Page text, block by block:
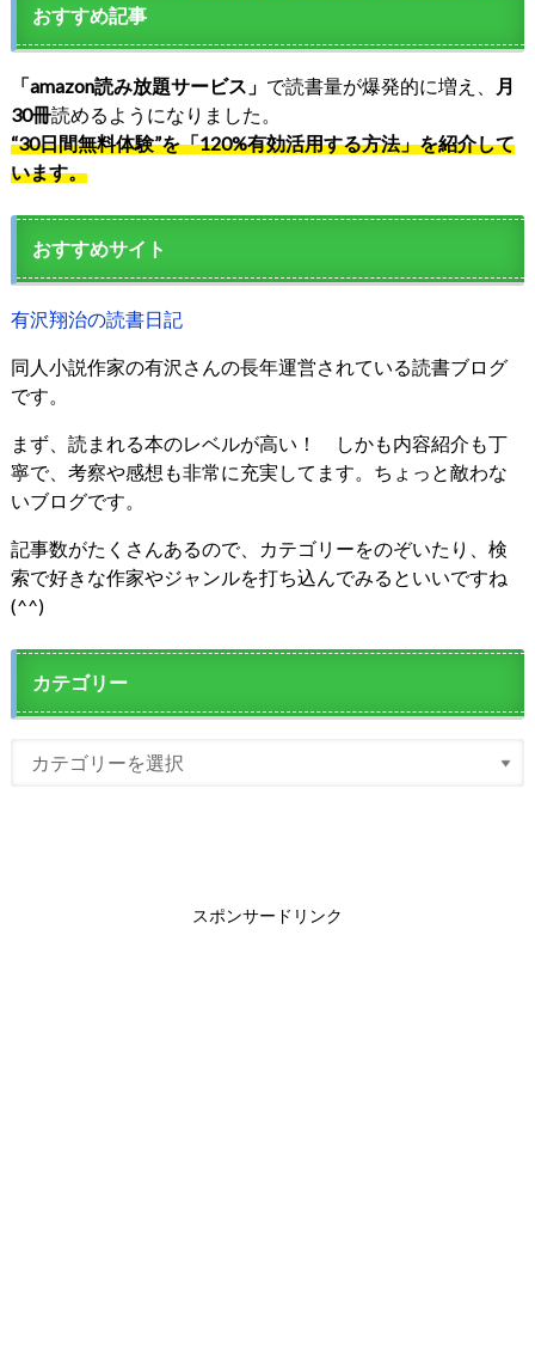
おすすめ記事
「amazon読み放題サービス」 で読書量が爆発的に増え、
月
30冊読めるようになりました。
“30日間無料体験”を「120%有効活用する方法」を紹介して
います。
おすすめサイト
有沢翔治の読書日記
同人小説作家の有沢さんの長年運営されている読書ブログ
です。
まず、読まれる本のレベルが高い！ しかも内容紹介も丁
寧で、考察や感想も非常に充実してます。ちょっと敵わな
いブログです。
記事数がたくさんあるので、カテゴリーをのぞいたり、検
索で好きな作家やジャンルを打ち込んでみるといいですね
(^^)
カテゴリー
スポンサードリンク